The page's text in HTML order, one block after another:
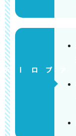
アプローチ